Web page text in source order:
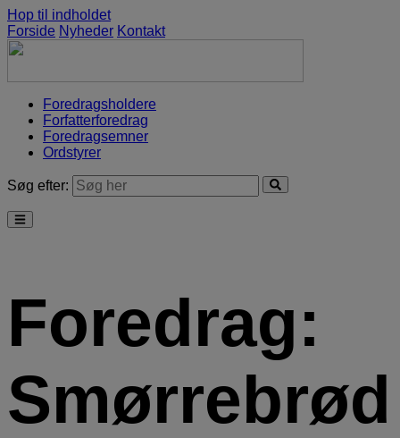
Hop til indholdet
Forside Nyheder Kontakt
Foredragsholdere
Forfatterforedrag
Foredragsemner
Ordstyrer
Søg efter:
Foredrag:
Smørrebrød